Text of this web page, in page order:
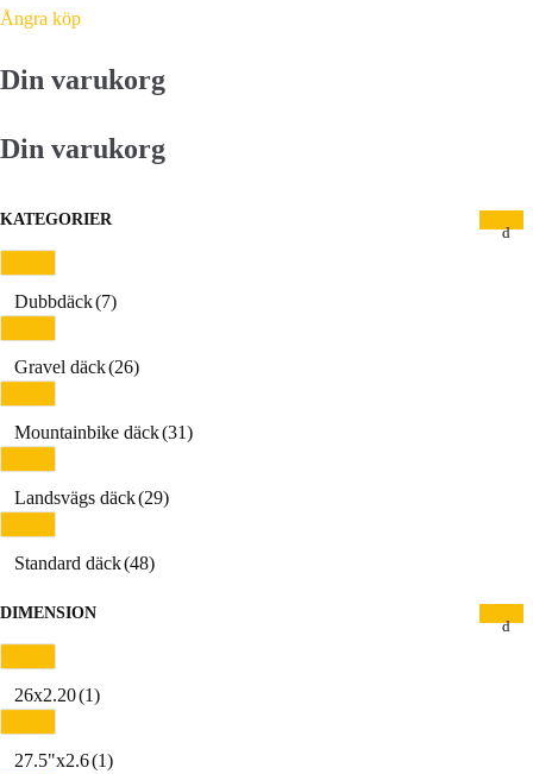
Ångra köp
Din varukorg
Din varukorg
KATEGORIER
Dubbdäck(7)
Gravel däck(26)
Mountainbike däck(31)
Landsvägs däck(29)
Standard däck(48)
DIMENSION
26x2.20(1)
27.5"x2.6(1)